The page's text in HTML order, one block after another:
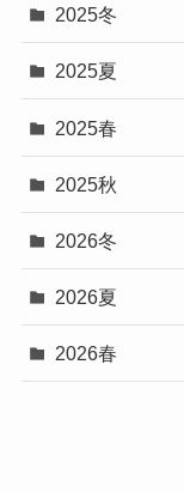
2025冬
2025夏
2025春
2025秋
2026冬
2026夏
2026春